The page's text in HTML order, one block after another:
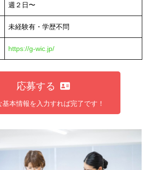
週２日〜
未経験有・学歴不問
https://g-wic.jp/
応募する
基本情報を入力すれば完了です！